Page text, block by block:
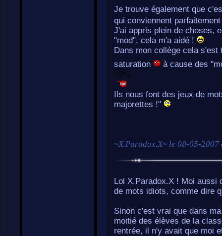
Je trouve également que
qui conviennent
J'ai appris plein de choses,
"mod", cela m'a aidé !
Dans mon collège cela
saturation
à cause des
Ils nous font des jeux de
majorettes !"
~X.Paradox.X~ le 08-05-2007
Lol X.Paradox.X ! Moi aussi
de mots idiots, comme dire
Sinon c'est vrai que dans
moitié des élèves de la
rentrée, il n'y avait que moi